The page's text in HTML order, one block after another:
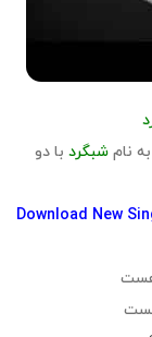
به نام شبگرد با دو
Download New
هست